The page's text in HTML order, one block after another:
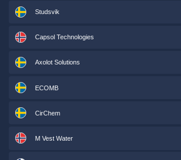
Studsvik
Capsol Technologies
Axolot Solutions
ECOMB
CirChem
M Vest Water